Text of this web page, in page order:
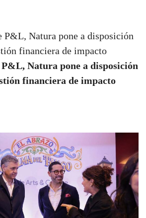
Natura pone a disposición
financiera de impacto